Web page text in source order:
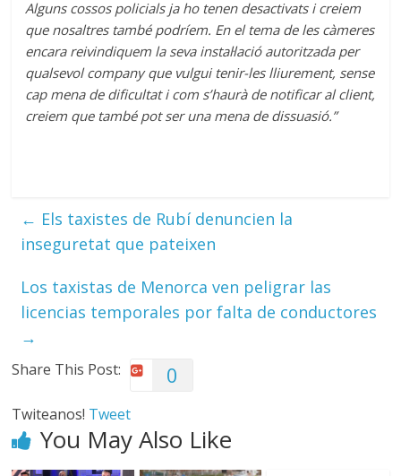
Alguns cossos policials ja ho tenen desactivats i creiem
que nosaltres també podríem. En el tema de les càmeres
encara reivindiquem la seva instal·lació autoritzada per
qualsevol company que vulgui tenir-les lliurement, sense
cap mena de dificultat i com s’haurà de notificar al client,
creiem que també pot ser una mena de dissuasió.”
← Els taxistes de Rubí denuncien la
inseguretat que pateixen
Los taxistas de Menorca ven peligrar las
licencias temporales por falta de conductores
→
Share This Post: 0
Twiteanos! Tweet
You May Also Like